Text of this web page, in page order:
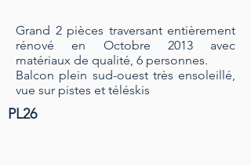
Grand 2 pièces traversant entièrement
rénové en Octobre 2013 avec
matériaux de qualité, 6 personnes.
Balcon plein sud-ouest très ensoleillé,
vue sur pistes et téléskis
PL26